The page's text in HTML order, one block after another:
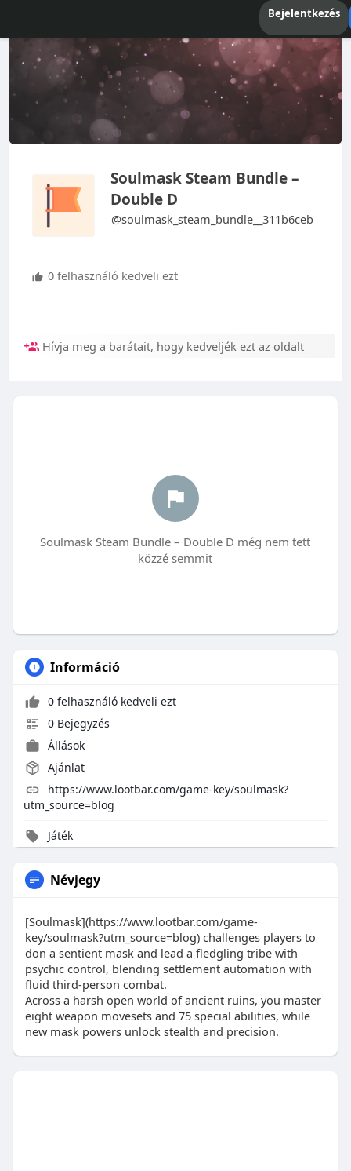
Bejelentkezés
Soulmask Steam Bundle –
Double D
@soulmask_steam_bundle__311b6ceb
0 felhasználó kedveli ezt
Hívja meg a barátait, hogy kedveljék ezt az oldalt
Soulmask Steam Bundle – Double D még nem tett
közzé semmit
Információ
0 felhasználó kedveli ezt
0 Bejegyzés
Állások
Ajánlat
https://www.lootbar.com/game-key/soulmask?
utm_source=blog
Játék
Névjegy
[Soulmask](https://www.lootbar.com/game-
key/soulmask?utm_source=blog) challenges players to
don a sentient mask and lead a fledgling tribe with
psychic control, blending settlement automation with
fluid third-person combat.
Across a harsh open world of ancient ruins, you master
eight weapon movesets and 75 special abilities, while
new mask powers unlock stealth and precision.